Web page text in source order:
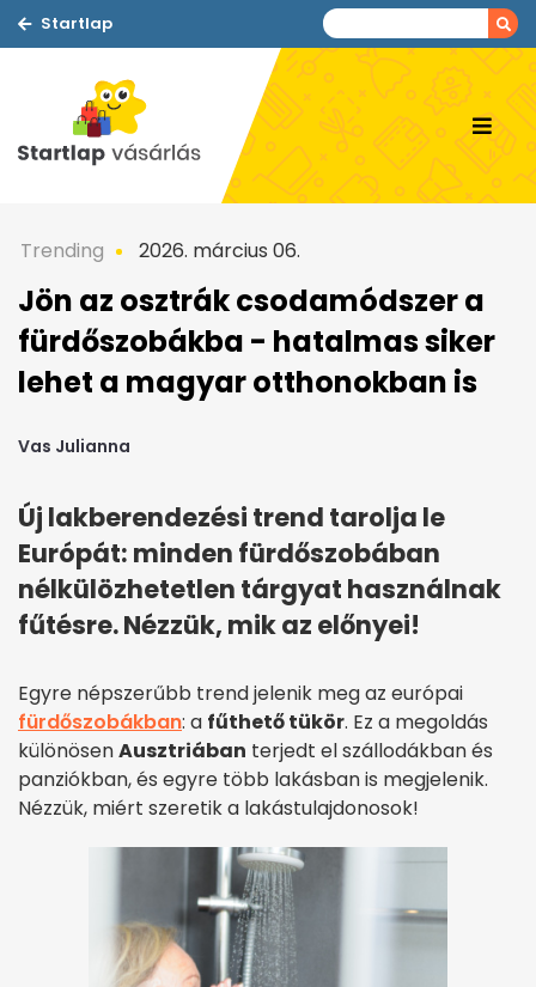
Startlap
Trending 2026. március 06.
Jön az osztrák csodamódszer a
fürdőszobákba - hatalmas siker
lehet a magyar otthonokban is
Vas Julianna
Új lakberendezési trend tarolja le
Európát: minden fürdőszobában
nélkülözhetetlen tárgyat használnak
fűtésre. Nézzük, mik az előnyei!
Egyre népszerűbb trend jelenik meg az európai
fürdőszobákban: a fűthető tükör. Ez a megoldás
különösenAusztriában terjedt el szállodákban és
panziókban, és egyre több lakásban is megjelenik.
Nézzük, miért szeretik a lakástulajdonosok!